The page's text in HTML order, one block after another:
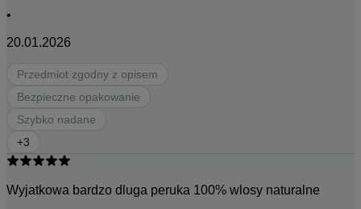
•
20.01.2026
Przedmiot zgodny z opisem
Bezpieczne opakowanie
Szybko nadane
+3
Wyjatkowa bardzo dluga peruka 100% wlosy naturalne